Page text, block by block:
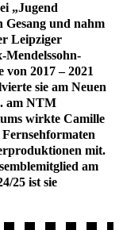
„Jugend
Gesang und nahm
Leipziger
Mendelssohn-
2017 – 2021
sie am Neuen
am NTM
wirkte Camille
mit.
am
25 ist sie